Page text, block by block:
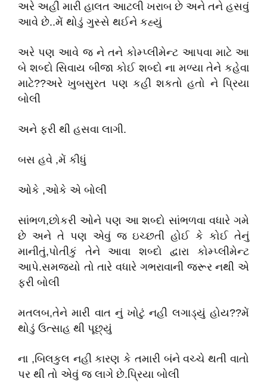
અરે અહીં મારી હાલત આટલી ખરાબ છે અને તને હસવું
આવે છે..મેં થોડું ગુસ્સે થઈને કહ્યું
અરે પણ આવે જ ને તને કોમ્પ્લીમેન્ટ આપવા માટે આ
બે શબ્દો સિવાય બીજા કોઈ શબ્દો ના મળ્યા તેને કહેવા
માટે??અરે ખુબસુરત પણ કહી શકતો હતો ને પ્રિયા
બોલી
અને ફરી થી હસવા લાગી.
બસ હવે ,મેં કીધું
ઓકે ,ઓકે એ બોલી
સાંભળ,છોકરી ઓને પણ આ શબ્દો સાંભળવા વધારે ગમે
છે અને તે પણ એવું જ ઇચ્છતી હોઈ કે કોઈ તેનું
માનીતું,પોતીકું તેને આવા શબ્દો દ્વારા કોમ્પ્લીમેન્ટ
આપે.સમજ્યો તો તારે વધારે ગભરાવાની જરૂર નથી એ
ફરી બોલી
મતલબ,તેને મારી વાત નું ખોટું નહી લગાડ્યું હોય??મેં
થોડું ઉત્સાહ થી પૂછ્યું
ના ,બિલકુલ નહી કારણ કે તમારી બંને વચ્ચે થતી વાતો
પર થી તો એવું જ લાગે છે.પ્રિયા બોલી